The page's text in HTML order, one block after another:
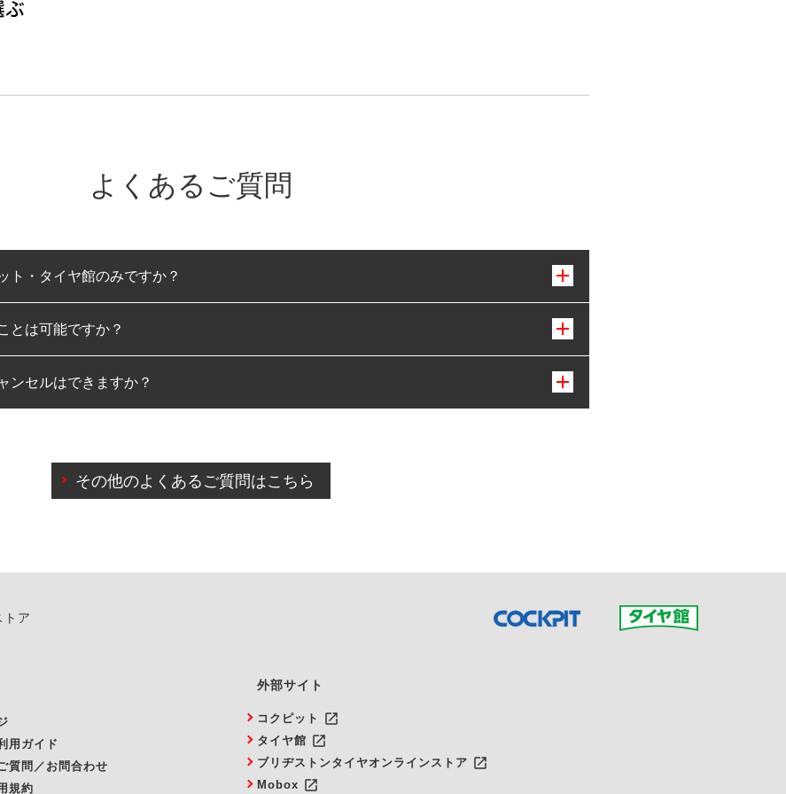
よくあるご質問
ト・タイヤ館のみですか？
となります。
とは可能ですか？
能です。
ンセルはできますか？
よりご予約のキャンセルをご希望の際は、直接ご予約いただいた店舗へご連絡くださ
その他のよくあるご質問はこちら
トア
用ガイド
質問／お問合わせ
規約
外部サイト
コクピット launch
タイヤ館 launch
ブリヂストンタイヤオンラインストア launch
Mobox launch